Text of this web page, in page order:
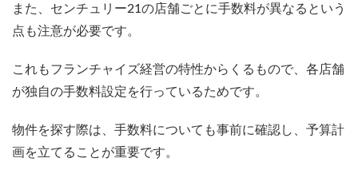
また、センチュリー21の店舗ごとに手数料が異なるという
点も注意が必要です。
これもフランチャイズ経営の特性からくるもので、各店舗
が独自の手数料設定を行っているためです。
物件を探す際は、手数料についても事前に確認し、予算計
画を立てることが重要です。